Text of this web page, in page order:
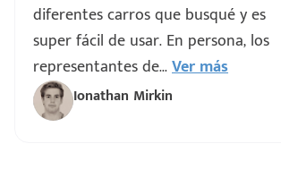
diferentes carros que busqué y es
super fácil de usar. En persona, los
representantes de...Ver más
Ionathan Mirkin